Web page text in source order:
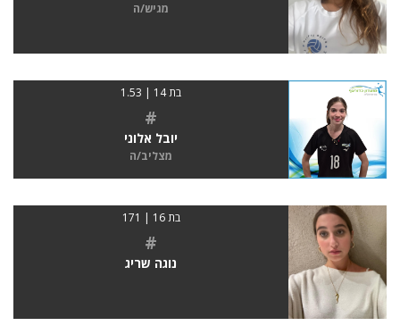
מגיש/ה
בת 14 | 1.53
#
יובל אלוני
מצליב/ה
בת 16 | 171
#
נוגה שריג